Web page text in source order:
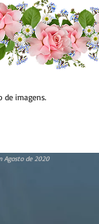
de imagens.
Agosto de 2020